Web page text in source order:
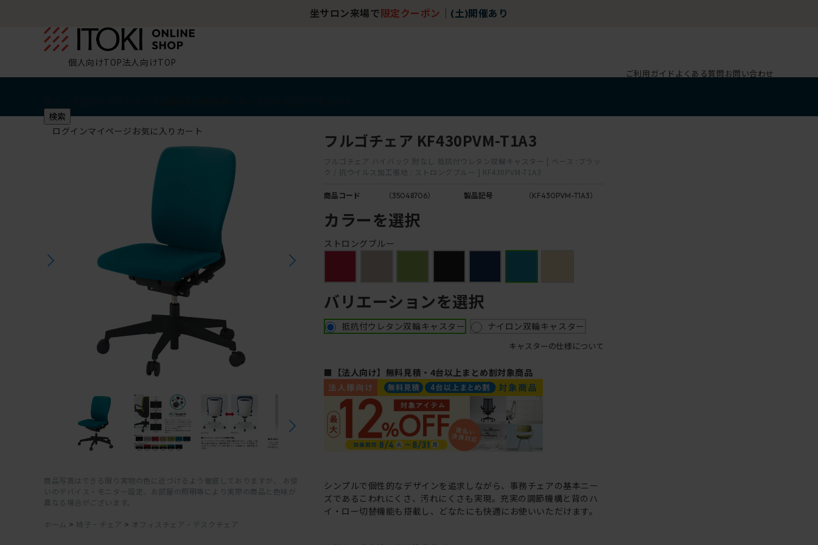
坐サロン来場で 限定クーポン (土)開催あり
個人向けTOP法人向けTOP
ご利用ガイド よくある質問お問い合わせ
検索
ログインマイページ お気に入り カート
商品写真はできる限り実物の色に近づけるよう徹底しておりますが、 お使
いのデバイス・モニター設定、お部屋の照明等により実際の商品と色味が
異なる場合がございます。
ホーム > 椅子・チェア > オフィスチェア・デスクチェア
フルゴチェア KF430PVM-T1A3
フルゴチェア ハイバック 肘なし 抵抗付ウレタン双輪キャスター [ ベース :ブラッ
ク / 抗ウイルス加工張地 : ストロングブルー ] KF430PVM-T1A3
商品コード （35048706） 製品記号 （KF430PVM-T1A3）
カラーを選択
ストロングブルー
バリエーションを選択
抵抗付ウレタン双輪キャスター ナイロン双輪キャスター
キャスターの仕様について
■【法人向け】無料見積・4台以上まとめ割対象商品
シンプルで個性的なデザインを追求しながら、事務チェアの基本ニー
ズであるこわれにくさ、汚れにくさも実現。充実の調節機構と背のハ
イ・ロー切替機能も搭載し、どなたにも快適にお使いいただけます。